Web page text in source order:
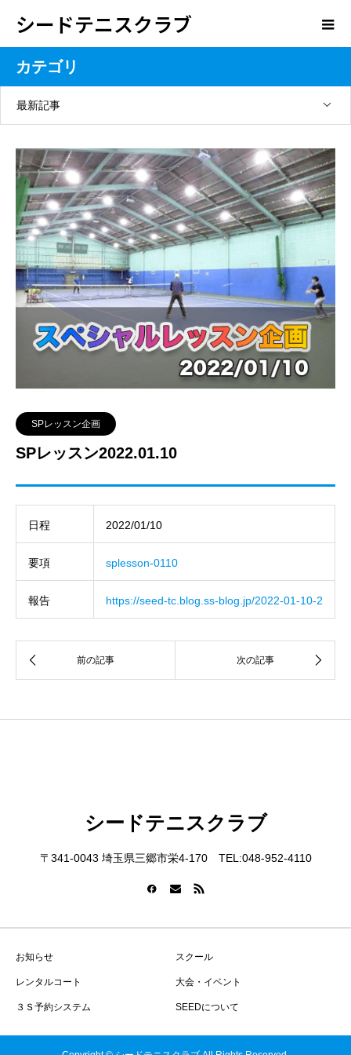
シードテニスクラブ
カテゴリ
最新記事
SPレッスン企画
SPレッスン2022.01.10
日程 2022/01/10
要項 splesson-0110
報告 https://seed-tc.blog.ss-blog.jp/2022-01-10-2
シードテニスクラブ
〒341-0043 埼玉県三郷市栄4-170 TEL:048-952-4110
お知らせ スクール
レンタルコート 大会・イベント
３Ｓ予約システム SEEDについて